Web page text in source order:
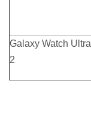
Galaxy Watch Ultra
2